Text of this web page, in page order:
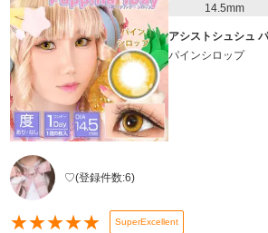
14.5mm
アシストシュシュ
パインシロップ
♡(登録件数:6)
★★★★★ SuperExcellent